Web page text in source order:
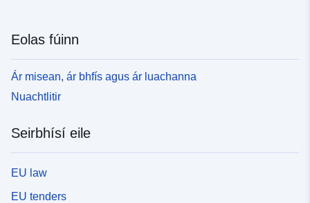
Eolas fúinn
Ár misean, ár bhfís agus ár luachanna
Nuachtlitir
Seirbhísí eile
EU law
EU tenders